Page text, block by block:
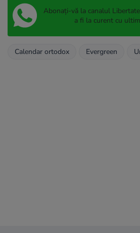
Abonați-vă la canalul
a fi la curent cu
Calendar ortodox Evergreen